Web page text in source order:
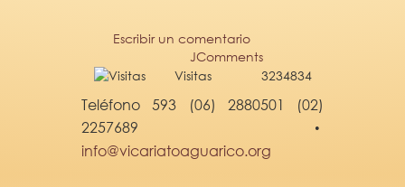
Escribir un comentario
JComments
Visitas
3234834
Teléfono 593 (06) 2880501 (02)
2257689 •
info@vicariatoaguarico.org